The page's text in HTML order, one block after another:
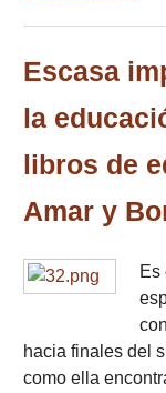
Escasa
la
libros de
Amar y
Es
hacia finales del
como ella